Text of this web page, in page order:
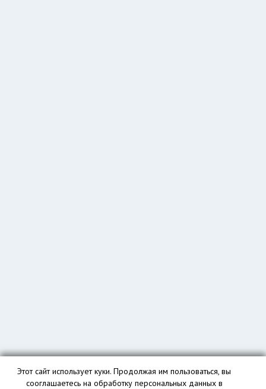
Этот сайт использует куки. Продолжая им пользоваться, вы
сооглашаетесь на обработку персональных данных в